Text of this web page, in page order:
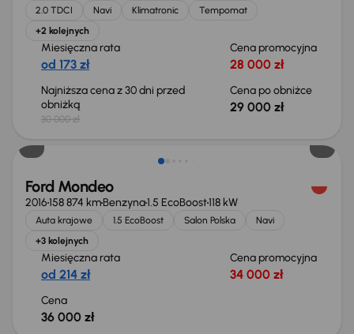
2.0 TDCI Navi Klimatronic
Tempomat
+2 kolejnych
Miesięczna rata
od 173 zł
Cena promocyjna
28 000 zł
Najniższa cena z 30 dni przed
obniżką
30 000 zł
Cena po obniżce
29 000 zł
Ford Mondeo
2016158 874 kmBenzyna1.5 EcoBoost118 kW
Auta krajowe 1.5 EcoBoost Salon Polska
Navi
+3 kolejnych
Miesięczna rata
od 214 zł
Cena promocyjna
34 000 zł
Cena
36 000 zł
Taniej o 2 000 zł